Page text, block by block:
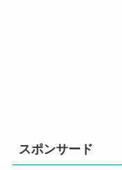
スポンサード